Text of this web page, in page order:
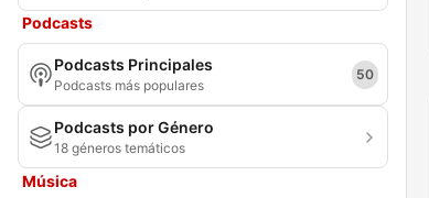
Podcasts
Podcasts Principales
Podcasts más populares
50
Podcasts por Género
18 géneros temáticos
Música